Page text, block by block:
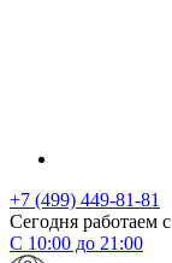
+7 (499) 449-81-81
Сегодня работаем с
С 10:00 до 21:00